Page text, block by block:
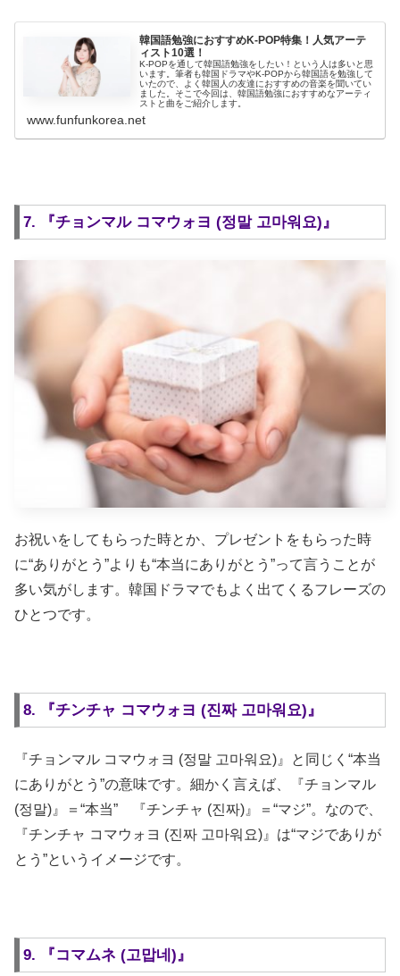
韓国語勉強におすすめK-POP特集！人気アーテ
ィスト10選！
K-POPを通して韓国語勉強をしたい！という人は多いと思
います。筆者も韓国ドラマやK-POPから韓国語を勉強して
いたので、よく韓国人の友達におすすめの音楽を聞いてい
ました。そこで今回は、韓国語勉強におすすめなアーティ
ストと曲をご紹介します。
www.funfunkorea.net
7. 『チョンマル コマウォヨ (정말 고마워요)』
お祝いをしてもらった時とか、プレゼントをもらった時
に“ありがとう”よりも“本当にありがとう”って言うことが
多い気がします。韓国ドラマでもよく出てくるフレーズの
ひとつです。
8. 『チンチャ コマウォヨ (진짜 고마워요)』
『チョンマル コマウォヨ (정말 고마워요)』と同じく“本当
にありがとう”の意味です。細かく言えば、『チョンマル
(정말)』＝“本当” 『チンチャ (진짜)』＝“マジ”。なので、
『チンチャ コマウォヨ (진짜 고마워요)』は“マジでありが
とう”というイメージです。
9. 『コマムネ (고맙네)』